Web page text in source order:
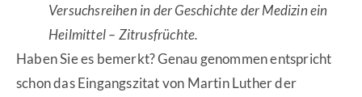
Versuchsreihen in der Geschichte der Medizin ein
Heilmittel – Zitrusfrüchte.
Haben Sie es bemerkt? Genau genommen entspricht
schon das Eingangszitat von Martin Luther der